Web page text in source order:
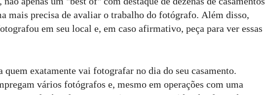
mais precisa de avaliar o trabalho do fotógrafo. Além disso,
em seu local e, em caso afirmativo, peça para ver essas
quem exatamente vai fotografar no dia do seu casamento.
vários fotógrafos e, mesmo em operações com uma